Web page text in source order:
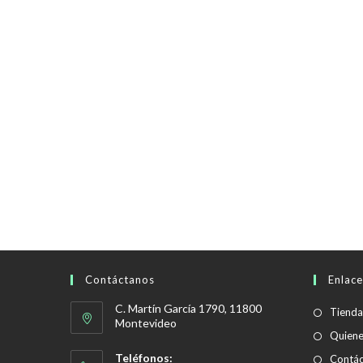
Contáctanos
C. Martín García 1790, 11800
Montevideo
Teléfonos:
Tienda